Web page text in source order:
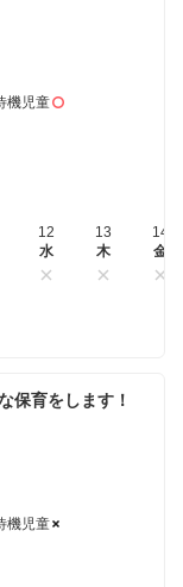
機児童
12
水
13
木
14
金
保育をします！
機児童